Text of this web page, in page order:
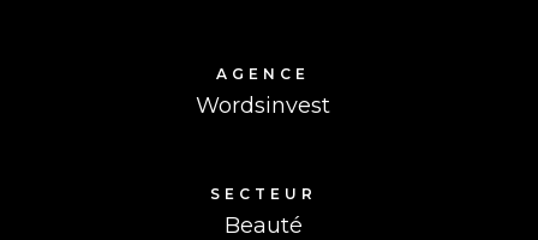
AGENCE
Wordsinvest
SECTEUR
Beauté